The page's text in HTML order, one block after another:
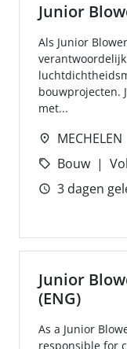
Junior
Als Junior
bouwprojecten.
met...
MECHELEN
Bouw
3 dagen
Junior
(ENG)
As a Junior
responsible for